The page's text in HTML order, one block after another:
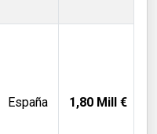
España 1,80 Mill €